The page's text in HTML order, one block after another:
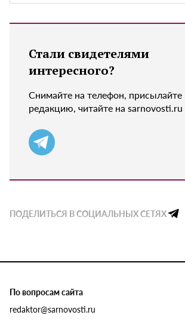
Стали свидетелями
интересного?
Снимайте на телефон, присылайте
редакцию, читайте на sarnovosti.ru
ПОДЕЛИТЬСЯ В СОЦИАЛЬНЫХ СЕТЯХ
По вопросам сайта
redaktor@sarnovosti.ru